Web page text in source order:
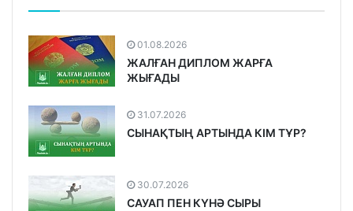
01.08.2026
ЖАЛҒАН ДИПЛОМ ЖАРҒА
ЖЫҒАДЫ
31.07.2026
СЫНАҚТЫҢ АРТЫНДА КІМ ТҰР?
30.07.2026
САУАП ПЕН КҮНӘ СЫРЫ